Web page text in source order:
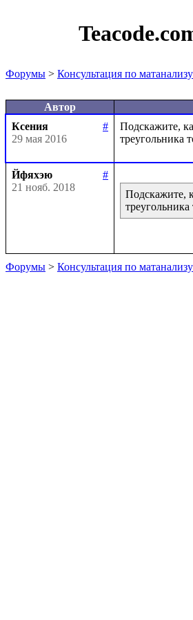
Форумы > Консультация по матанализу
Автор
Ксения
#
29 мая 2016
Подскажите,
Йфяхэю
#
21 нояб. 2018
Подскажите,
Форумы > Консультация по матанализу